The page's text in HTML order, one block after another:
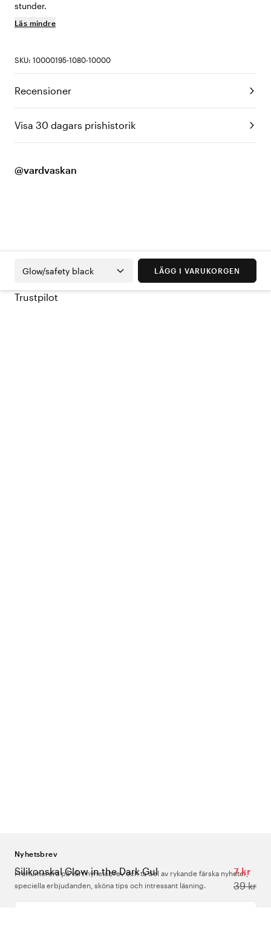
stunder.
Läs mindre
SKU: 10000195-1080-10000
Recensioner
Visa 30 dagars prishistorik
@vardvaskan
Silikonskal Glow in the Dark Gul
7 kr
39 kr
Glow/safety black LÄGG I VARUKORGEN
Trustpilot
Nyhetsbrev
Prenumerera på vårt nyhetsbrev och ta del av rykande färska nyheter,
speciella erbjudanden, sköna tips och intressant läsning.
Ange din e-postadress